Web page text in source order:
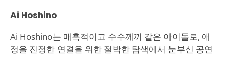
Ai Hoshino
Ai Hoshino는 매혹적이고 수수께끼 같은 아이돌로, 애
정을 진정한 연결을 위한 절박한 탐색에서 눈부신 공연